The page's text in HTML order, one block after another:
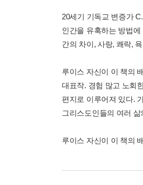
20세기 기독교 변증가
인간을 유혹하는 방법
간의 차이, 사랑, 쾌락,
루이스 자신이 이 책의
대표작. 경험 많고 노회
편지로 이루어져 있다.
그리스도인들의 여러
루이스 자신이 이 책의